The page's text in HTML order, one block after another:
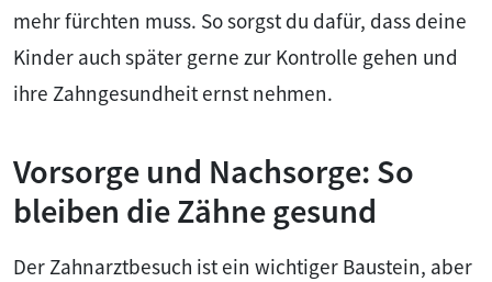
mehr fürchten muss. So sorgst du dafür, dass deine
Kinder auch später gerne zur Kontrolle gehen und
ihre Zahngesundheit ernst nehmen.
Vorsorge und Nachsorge: So
bleiben die Zähne gesund
Der Zahnarztbesuch ist ein wichtiger Baustein, aber